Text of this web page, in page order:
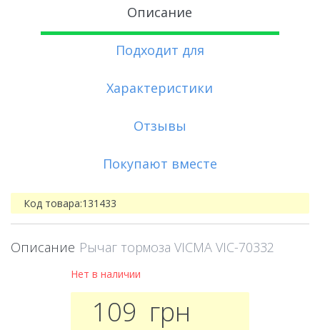
Описание
Подходит для
Характеристики
Отзывы
Покупают вместе
Код товара:131433
Описание Рычаг тормоза VICMA VIC-70332
Нет в наличии
109 грн